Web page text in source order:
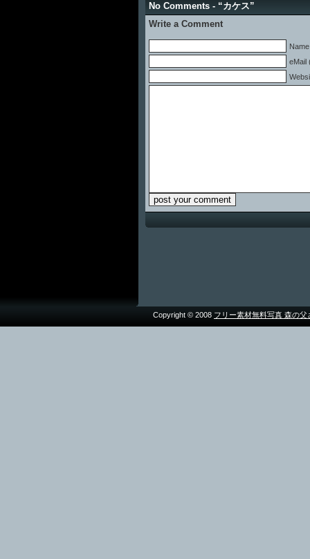
No Comments - “カケス”
Write a Comment
eMail
Copyright © 2008 フリー素材無料写真 森の父